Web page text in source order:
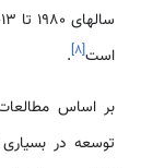
است[۸]
.
بر اساس
توسعه در بسیاری